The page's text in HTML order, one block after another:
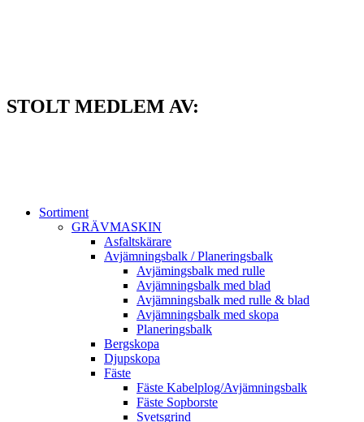
STOLT MEDLEM AV:
Sortiment
GRÄV­MASKIN
Asfalt­skärare
Avjämnings­balk / Planeringsbalk
Avjämingsbalk med rulle
Avjämningsbalk med blad
Avjämningsbalk med rulle & blad
Avjämningsbalk med skopa
Planerings­balk
Berg­skopa
Djup­skopa
Fäste
Fäste Kabel­­plog/­Avjämnings­­balk
Fäste Sop­borste
Svets­grind